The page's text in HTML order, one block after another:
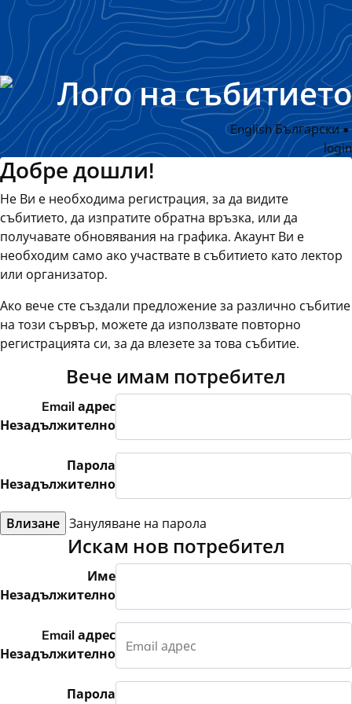
English Български•
login
Добре дошли!
Не Ви е необходима регистрация, за да видите
събитието, да изпратите обратна връзка, или да
получавате обновявания на графика. Акаунт Ви е
необходим само ако участвате в събитието като лектор
или организатор.
Ако вече сте създали предложение за различно събитие
на този сървър, можете да използвате повторно
регистрацията си, за да влезете за това събитие.
Вече имам потребител
Email адрес
Незадължително
Парола
Незадължително
Влизане Зануляване на парола
Искам нов потребител
Име
Незадължително
Email адрес
Незадължително
Парола